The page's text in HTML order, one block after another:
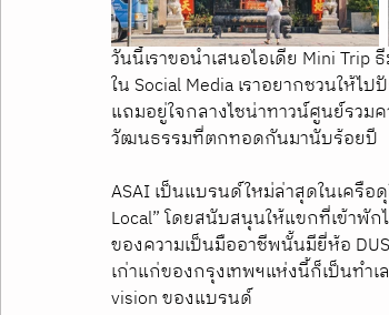
วันนี้เราขอนำเสนอไอเดีย Mini Trip
ใน Social Media เราอยากชวนให้
แถมอยู่ใจกลางไชน่าทาวน์ศูนย์รวม
วัฒนธรรมที่ตกทอดกันมานับร้อยปี
ASAI เป็นแบรนด์ใหม่ล่าสุดในเครื
Local” โดยสนับสนุนให้แขกที่เข้าพั
ของความเป็นมืออาชีพนั้นมียี่ห้อ
เก่าแก่ของกรุงเทพฯแห่งนี้ก็เป็นทำ
vision ของแบรนด์